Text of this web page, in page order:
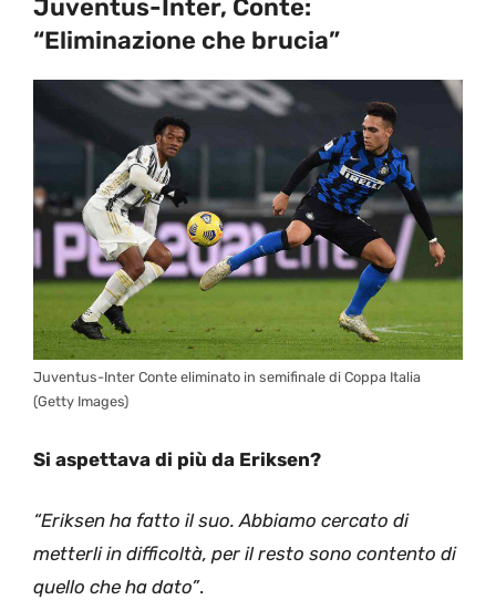
Juventus-Inter, Conte:
“Eliminazione che brucia”
Juventus-Inter Conte eliminato in semifinale di Coppa Italia
(Getty Images)
Si aspettava di più da Eriksen?
“Eriksen ha fatto il suo. Abbiamo cercato di
metterli in difficoltà, per il resto sono contento di
quello che ha dato”.